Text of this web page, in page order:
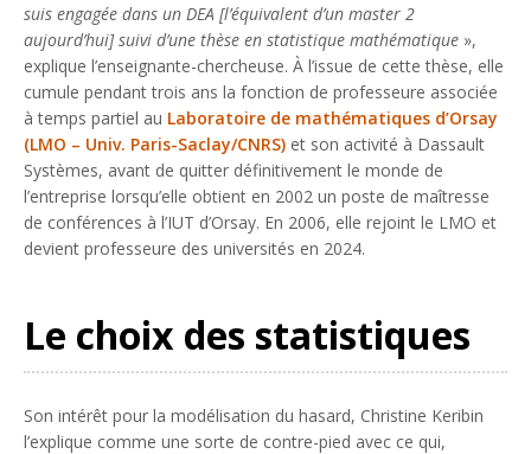
suis engagée dans un DEA [l’équivalent d’un master 2
aujourd’hui] suivi d’une thèse en statistique mathématique »,
explique l’enseignante-chercheuse. À l’issue de cette thèse, elle
cumule pendant trois ans la fonction de professeure associée
à temps partiel au Laboratoire de mathématiques d’Orsay
(LMO – Univ. Paris-Saclay/CNRS) et son activité à Dassault
Systèmes, avant de quitter définitivement le monde de
l’entreprise lorsqu’elle obtient en 2002 un poste de maîtresse
de conférences à l’IUT d’Orsay. En 2006, elle rejoint le LMO et
devient professeure des universités en 2024.
Le choix des statistiques
Son intérêt pour la modélisation du hasard, Christine Keribin
l’explique comme une sorte de contre-pied avec ce qui,